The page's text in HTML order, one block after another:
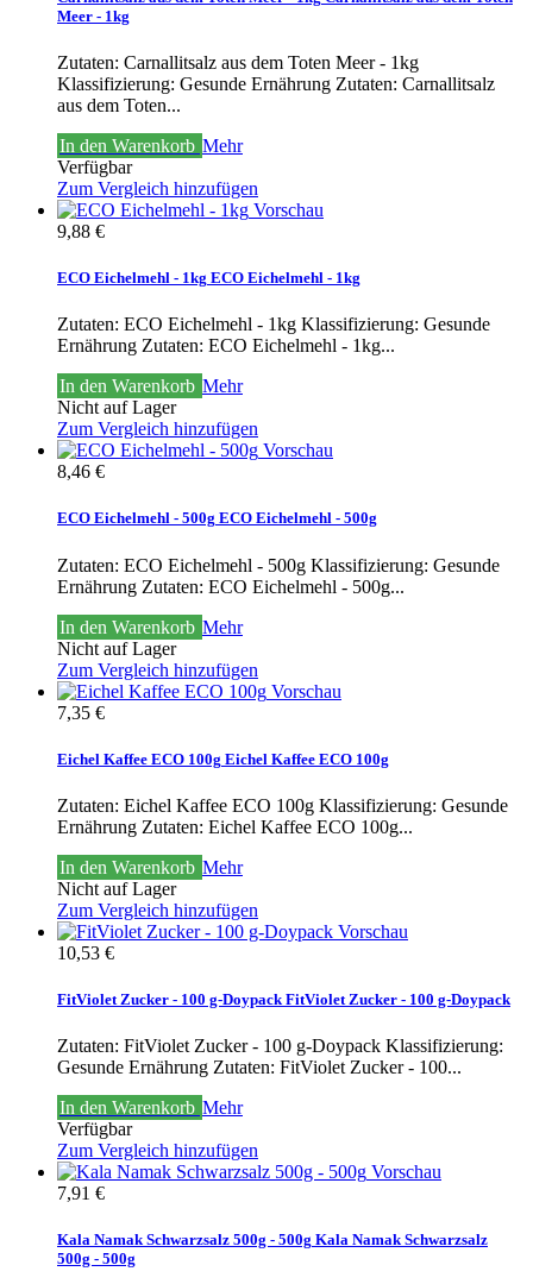
Meer - 1kg
Zutaten: Carnallitsalz aus dem Toten Meer - 1kg
Klassifizierung: Gesunde Ernährung Zutaten: Carnallitsalz
aus dem Toten...
In den Warenkorb Mehr
Verfügbar
Zum Vergleich hinzufügen
Vorschau
9,88 €
ECO Eichelmehl - 1kg ECO Eichelmehl - 1kg
Zutaten: ECO Eichelmehl - 1kg Klassifizierung: Gesunde
Ernährung Zutaten: ECO Eichelmehl - 1kg...
In den Warenkorb Mehr
Nicht auf Lager
Zum Vergleich hinzufügen
Vorschau
8,46 €
ECO Eichelmehl - 500g ECO Eichelmehl - 500g
Zutaten: ECO Eichelmehl - 500g Klassifizierung: Gesunde
Ernährung Zutaten: ECO Eichelmehl - 500g...
In den Warenkorb Mehr
Nicht auf Lager
Zum Vergleich hinzufügen
Vorschau
7,35 €
Eichel Kaffee ECO 100g Eichel Kaffee ECO 100g
Zutaten: Eichel Kaffee ECO 100g Klassifizierung: Gesunde
Ernährung Zutaten: Eichel Kaffee ECO 100g...
In den Warenkorb Mehr
Nicht auf Lager
Zum Vergleich hinzufügen
Vorschau
10,53 €
FitViolet Zucker - 100 g-Doypack FitViolet Zucker - 100 g-Doypack
Zutaten: FitViolet Zucker - 100 g-Doypack Klassifizierung:
Gesunde Ernährung Zutaten: FitViolet Zucker - 100...
In den Warenkorb Mehr
Verfügbar
Zum Vergleich hinzufügen
Vorschau
7,91 €
Kala Namak Schwarzsalz 500g - 500g Kala Namak Schwarzsalz
500g - 500g